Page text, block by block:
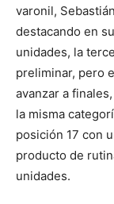
varonil,
destacando en
unidades, la
preliminar, pero
avanzar a
la misma
posición 17 con
producto de
unidades.